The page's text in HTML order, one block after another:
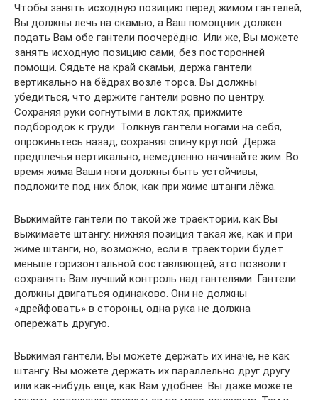
Чтобы занять исходную позицию перед жимом гантелей,
Вы должны лечь на скамью, а Ваш помощник должен
подать Вам обе гантели поочерёдно. Или же, Вы можете
занять исходную позицию сами, без посторонней
помощи. Сядьте на край скамьи, держа гантели
вертикально на бёдрах возле торса. Вы должны
убедиться, что держите гантели ровно по центру.
Сохраняя руки согнутыми в локтях, прижмите
подбородок к груди. Толкнув гантели ногами на себя,
опрокиньтесь назад, сохраняя спину круглой. Держа
предплечья вертикально, немедленно начинайте жим. Во
время жима Ваши ноги должны быть устойчивы,
подложите под них блок, как при жиме штанги лёжа.
Выжимайте гантели по такой же траектории, как Вы
выжимаете штангу: нижняя позиция такая же, как и при
жиме штанги, но, возможно, если в траектории будет
меньше горизонтальной составляющей, это позволит
сохранять Вам лучший контроль над гантелями. Гантели
должны двигаться одинаково. Они не должны
«дрейфовать» в стороны, одна рука не должна
опережать другую.
Выжимая гантели, Вы можете держать их иначе, не как
штангу. Вы можете держать их параллельно друг другу
или как-нибудь ещё, как Вам удобнее. Вы даже можете